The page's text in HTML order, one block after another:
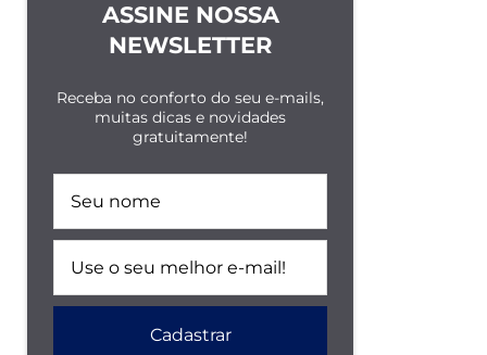
ASSINE NOSSA
NEWSLETTER
Receba no conforto do seu e-mails,
muitas dicas e novidades
gratuitamente!